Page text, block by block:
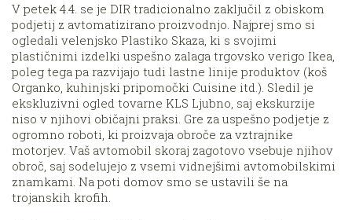
V petek 4.4. se je DIR tradicionalno zaključil z obiskom
podjetij z avtomatizirano proizvodnjo. Najprej smo si
ogledali velenjsko Plastiko Skaza, ki s svojimi
plastičnimi izdelki uspešno zalaga trgovsko verigo Ikea,
poleg tega pa razvijajo tudi lastne linije produktov (koš
Organko, kuhinjski pripomočki Cuisine itd.). Sledil je
ekskluzivni ogled tovarne KLS Ljubno, saj ekskurzije
niso v njihovi običajni praksi. Gre za uspešno podjetje z
ogromno roboti, ki proizvaja obroče za vztrajnike
motorjev. Vaš avtomobil skoraj zagotovo vsebuje njihov
obroč, saj sodelujejo z vsemi vidnejšimi avtomobilskimi
znamkami. Na poti domov smo se ustavili še na
trojanskih krofih.